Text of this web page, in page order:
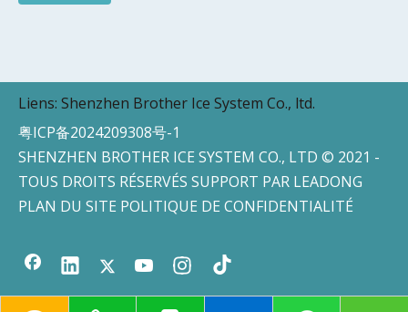
Liens: Shenzhen Brother Ice System Co., ltd.
粤ICP备2024209308号-1
SHENZHEN BROTHER ICE SYSTEM CO., LTD © 2021 -
TOUS DROITS RÉSERVÉS SUPPORT PAR LEADONG
PLAN DU SITE POLITIQUE DE CONFIDENTIALITÉ